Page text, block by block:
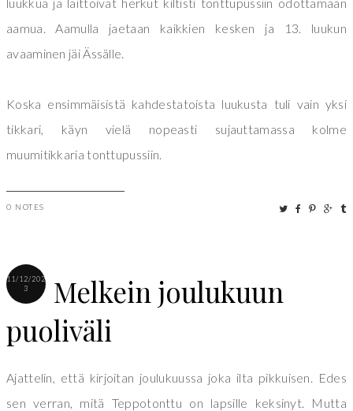
aamua. Aamulla jaetaan kaikkien kesken ja 13. luukun
avaaminen jäi Ässälle.
Koska ensimmäisistä kahdestatoista luukusta tuli vain yksi
tikkari, käyn vielä nopeasti sujauttamassa kolme
muumitikkaria tonttupussiin.
0 NOTES
11/12/202
3
Melkein joulukuun
puoliväli
Ajattelin, että kirjoitan joulukuussa joka ilta pikkuisen. Edes
sen verran, mitä Teppotonttu on lapsille keksinyt. Mutta